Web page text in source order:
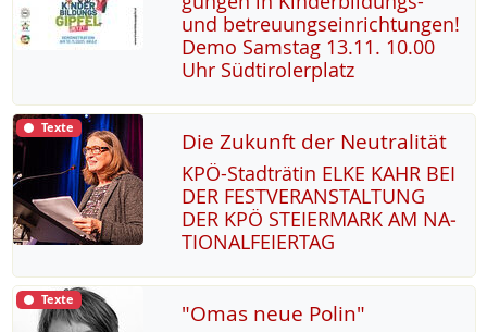
und be­t­reu­ung­s­ein­rich­tun­gen!
De­mo Sams­tag 13.11. 10.00
Uhr Süd­t­i­ro­ler­platz
Texte Die Zukunft der Neutralität
KPÖ-Stadträ­tin EL­KE KAHR BEI
DER FEST­VER­AN­STAL­TUNG
DER KPÖ STEI­ER­MARK AM NA­
TIO­NAL­FEI­ER­TAG
Texte "Omas neue Polin"